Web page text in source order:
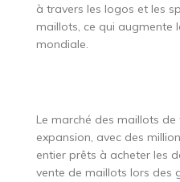
à travers les logos et les
maillots, ce qui augmente
mondiale.
Le marché des maillots
expansion, avec des
entier prêts à acheter les
vente de maillots lors des